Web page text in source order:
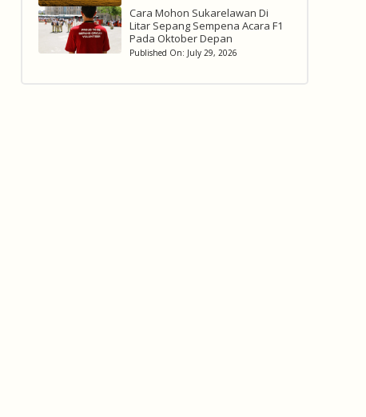
Cara Mohon Sukarelawan Di
Litar Sepang Sempena Acara F1
Pada Oktober Depan
Published On: July 29, 2026